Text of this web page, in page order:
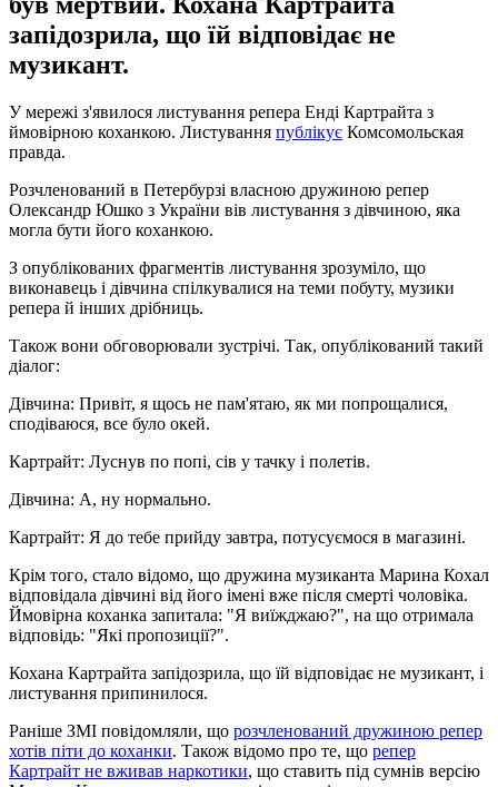
запідозрила, що їй відповідає не
музикант.
У мережі з'явилося листування репера Енді Картрайта з
ймовірною коханкою. Листування публікує Комсомольская
правда.
Розчленований в Петербурзі власною дружиною репер
Олександр Юшко з України вів листування з дівчиною, яка
могла бути його коханкою.
З опублікованих фрагментів листування зрозуміло, що
виконавець і дівчина спілкувалися на теми побуту, музики
репера й інших дрібниць.
Також вони обговорювали зустрічі. Так, опублікований такий
діалог:
Дівчина: Привіт, я щось не пам'ятаю, як ми попрощалися,
сподіваюся, все було окей.
Картрайт: Луснув по попі, сів у тачку і полетів.
Дівчина: А, ну нормально.
Картрайт: Я до тебе прийду завтра, потусуємося в магазині.
Крім того, стало відомо, що дружина музиканта Марина Кохал
відповідала дівчині від його імені вже після смерті чоловіка.
Ймовірна коханка запитала: "Я виїжджаю?", на що отримала
відповідь: "Які пропозиції?".
Кохана Картрайта запідозрила, що їй відповідає не музикант, і
листування припинилося.
Раніше ЗМІ повідомляли, що розчленований дружиною репер
хотів піти до коханки. Також відомо про те, що репер
Картрайт не вживав наркотики, що ставить під сумнів версію